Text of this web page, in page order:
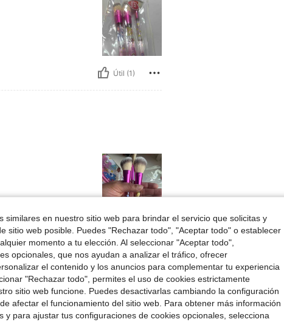
Útil (1)
Útil (1)
similares en nuestro sitio web para brindar el servicio que solicitas y
sitio web posible. Puedes "Rechazar todo", "Aceptar todo" o establecer
momento a tu elección. Al seleccionar "Aceptar todo",
opcionales, que nos ayudan a analizar el tráfico, ofrecer
el contenido y los anuncios para complementar tu experiencia
"Rechazar todo", permites el uso de cookies estrictamente
sitio web funcione. Puedes desactivarlas cambiando la configuración
afectar el funcionamiento del sitio web. Para obtener más información
y para ajustar tus configuraciones de cookies opcionales, selecciona